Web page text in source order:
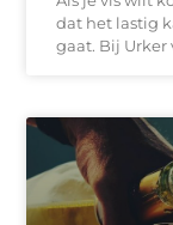
dat het lastig
gaat. Bij Urker